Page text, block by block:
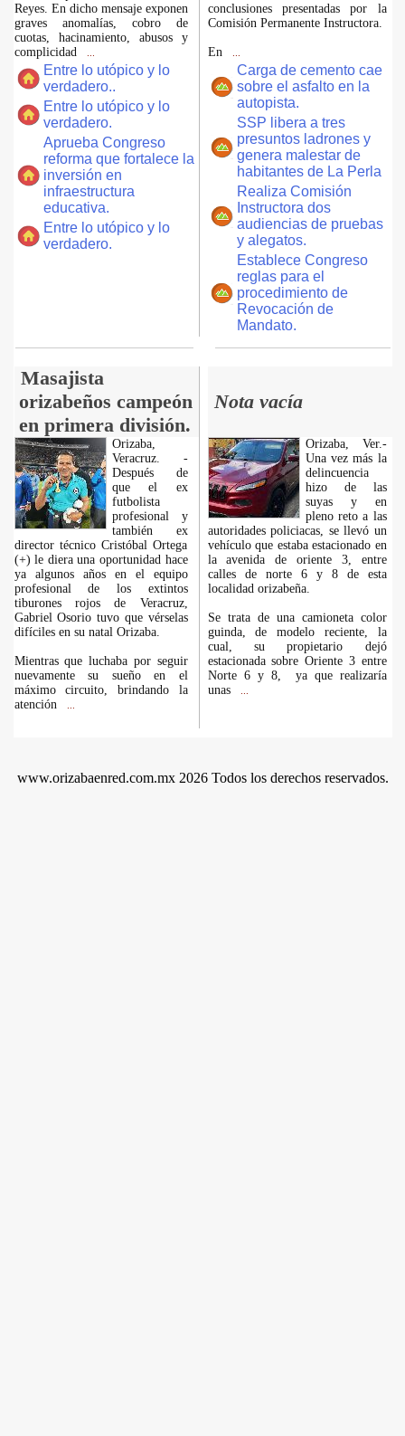
Reyes. En dicho mensaje exponen
graves anomalías, cobro de
cuotas, hacinamiento, abusos y
complicidad
Entre lo utópico y lo
verdadero..
Entre lo utópico y lo
verdadero.
Aprueba Congreso
reforma que fortalece la
inversión en
infraestructura
educativa.
Entre lo utópico y lo
verdadero.
conclusiones presentadas por la
Comisión Permanente Instructora.
En
Carga de cemento cae
sobre el asfalto en la
autopista.
SSP libera a tres
presuntos ladrones y
genera malestar de
habitantes de La Perla
Realiza Comisión
Instructora dos
audiencias de pruebas
y alegatos.
Establece Congreso
reglas para el
procedimiento de
Revocación de
Mandato.
Masajista
orizabeños campeón
en primera división.
Nota vacía
Orizaba,
Veracruz. -
Después de
que el ex
futbolista
profesional y
también ex
director técnico Cristóbal Ortega
(+) le diera una oportunidad hace
ya algunos años en el equipo
profesional de los extintos
tiburones rojos de Veracruz,
Gabriel Osorio tuvo que vérselas
difíciles en su natal Orizaba.
Mientras que luchaba por seguir
nuevamente su sueño en el
máximo circuito, brindando la
atención
Orizaba, Ver.-
Una vez más la
delincuencia
hizo de las
suyas y en
pleno reto a las
autoridades policiacas, se llevó un
vehículo que estaba estacionado en
la avenida de oriente 3, entre
calles de norte 6 y 8 de esta
localidad orizabeña.
Se trata de una camioneta color
guinda, de modelo reciente, la
cual, su propietario dejó
estacionada sobre Oriente 3 entre
Norte 6 y 8, ya que realizaría
unas
www.orizabaenred.com.mx 2026 Todos los derechos reservados.